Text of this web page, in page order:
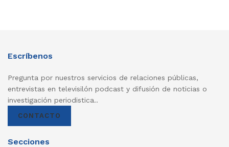
Escríbenos
Pregunta por nuestros servicios de relaciones públicas,
entrevistas en televisilón podcast y difusión de noticias o
investigación periodistica..
CONTACTO
Secciones